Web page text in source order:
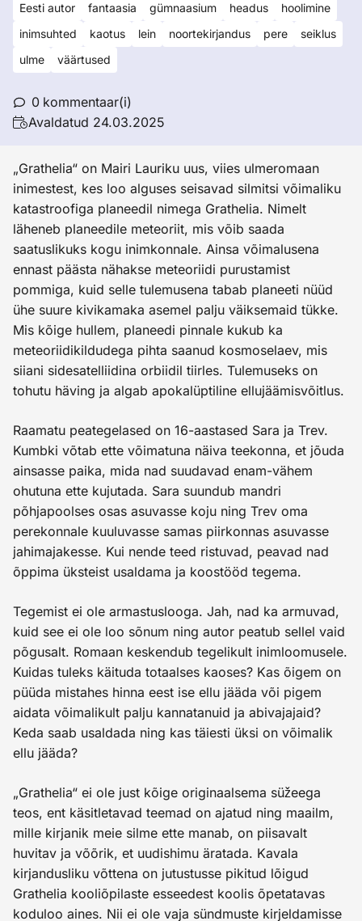
Eesti autor
fantaasia gümnaasium headus
hoolimine
inimsuhted
kaotus lein noortekirjandus pere
seiklus
ulme
väärtused
0 kommentaar(i)
Avaldatud 24.03.2025
„Grathelia“ on Mairi Lauriku uus, viies ulmeromaan
inimestest, kes loo alguses seisavad silmitsi võimaliku
katastroofiga planeedil nimega Grathelia. Nimelt
läheneb planeedile meteoriit, mis võib saada
saatuslikuks kogu inimkonnale. Ainsa võimalusena
ennast päästa nähakse meteoriidi purustamist
pommiga, kuid selle tulemusena tabab planeeti nüüd
ühe suure kivikamaka asemel palju väiksemaid tükke.
Mis kõige hullem, planeedi pinnale kukub ka
meteoriidikildudega pihta saanud kosmoselaev, mis
siiani sidesatelliidina orbiidil tiirles. Tulemuseks on
tohutu häving ja algab apokalüptiline ellujäämisvõitlus.
Raamatu peategelased on 16-aastased Sara ja Trev.
Kumbki võtab ette võimatuna näiva teekonna, et jõuda
ainsasse paika, mida nad suudavad enam-vähem
ohutuna ette kujutada. Sara suundub mandri
põhjapoolses osas asuvasse koju ning Trev oma
perekonnale kuuluvasse samas piirkonnas asuvasse
jahimajakesse. Kui nende teed ristuvad, peavad nad
õppima üksteist usaldama ja koostööd tegema.
Tegemist ei ole armastuslooga. Jah, nad ka armuvad,
kuid see ei ole loo sõnum ning autor peatub sellel vaid
põgusalt. Romaan keskendub tegelikult inimloomusele.
Kuidas tuleks käituda totaalses kaoses? Kas õigem on
püüda mistahes hinna eest ise ellu jääda või pigem
aidata võimalikult palju kannatanuid ja abivajajaid?
Keda saab usaldada ning kas täiesti üksi on võimalik
ellu jääda?
„Grathelia“ ei ole just kõige originaalsema süžeega
teos, ent käsitletavad teemad on ajatud ning maailm,
mille kirjanik meie silme ette manab, on piisavalt
huvitav ja võõrik, et uudishimu äratada. Kavala
kirjandusliku võttena on jutustusse pikitud lõigud
Grathelia kooliõpilaste esseedest koolis õpetatavas
koduloo aines. Nii ei ole vaja sündmuste kirjeldamisse